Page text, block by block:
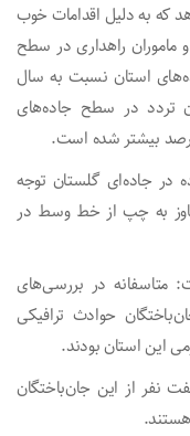
که به دلیل اقدامات خوب
راهداری در سطح
استان نسبت به سال
تردد در سطح جاده‌های
در جاده‌ای گلستان توجه
به چپ از خط وسط در
متاسفانه در بررسی‌های
شد که ۹۰ درصد جان‌باختگان حوادث ترافیکی
این استان بودند.
نفر از این جان‌باختگان